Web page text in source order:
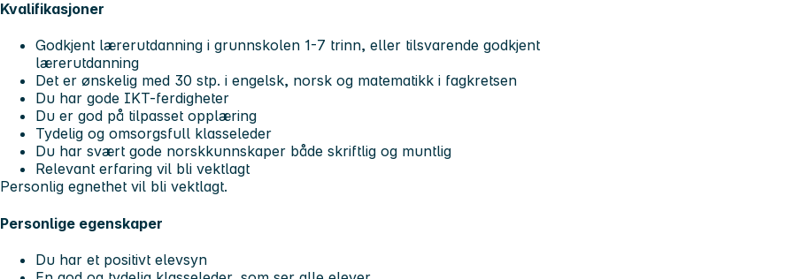
Kvalifikasjoner
Godkjent lærerutdanning i grunnskolen 1-7 trinn, eller tilsvarende godkjent
lærerutdanning
Det er ønskelig med 30 stp. i engelsk, norsk og matematikk i fagkretsen
Du har gode IKT-ferdigheter
Du er god på tilpasset opplæring
Tydelig og omsorgsfull klasseleder
Du har svært gode norskkunnskaper både skriftlig og muntlig
Relevant erfaring vil bli vektlagt
Personlig egnethet vil bli vektlagt.
Personlige egenskaper
Du har et positivt elevsyn